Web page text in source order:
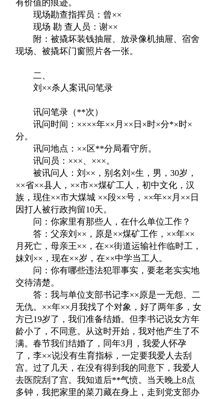
有价值的痕迹。
现场勘查指挥员：曾××
现场 勘 查人员：谢××
附：被撬坏装钱抽屉、放录像机抽屉、宿舍
现场、被撬坏门窗照片各一张。
二、
刘××杀人案讯问笔录
讯问笔录（**次）
讯问时间：××××年××月××日×时×分*×时×
分。
讯问地点：××区**分局看守所。
讯问员：×××、×××。
被讯问人：刘××，别名刘×生，男，30岁，
××省××县人，××市××煤矿工人，初中文化，汉
族，现住××市大煤城 ××段××号，××年××月××日
因打人被行政拘留10天。
问：你家里有那些人，在什么单位工作？
答：父亲刘××，原是××煤矿工作，××年××
月死亡，母亲王××，在××街道运输社作临时工，
妹刘××，现在××岁，在××中学当工人。
问：你有哪些违法犯罪事实，要老老实实地
交待清楚。
答：我与单位支部书记李××原是一无怨、二
无仇。××年××月我找了个对象，好了两年多，女
方已19岁了，我们准备结婚。但李书记说女方年
龄小了，不同意。从这时开始，我对他产生了不
满。春节我们结婚了，同年3月，我爱人怀孕
了，李××说没有生育指标，一定要我爱人去刮
宫。过了几天，在没有得到我的同意下，我爱人
去医院刮了宫。我知道后**气愤。当天晚上8点
多钟，我把家里的菜刀藏在身上，走到党支部办